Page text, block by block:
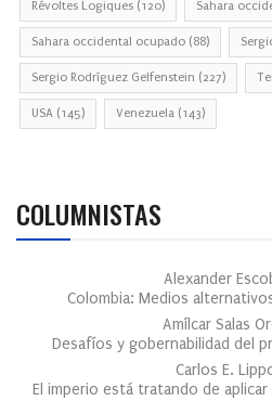
Révoltes Logiques (120) Sahara
Sahara occidental ocupado (88)
Sergio Rodríguez Gelfenstein (227)
USA (145) Venezuela (143)
COLUMNISTAS
Alexander
Colombia: Medios
Amílcar Salas
Desafíos y gobernabilidad del
Carlos E.
El imperio está tratando de